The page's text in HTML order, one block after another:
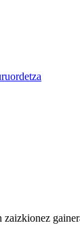
zaizkionez